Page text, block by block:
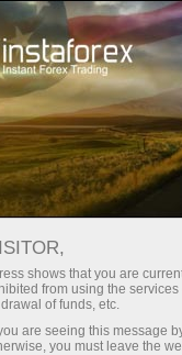
กับ
สูงสุด
สเปรดต่ำมาก
โบนัส 30%
สำหรับทุกการ
shows that you are
from using the
of funds, etc.
are seeing this message
you must leave the